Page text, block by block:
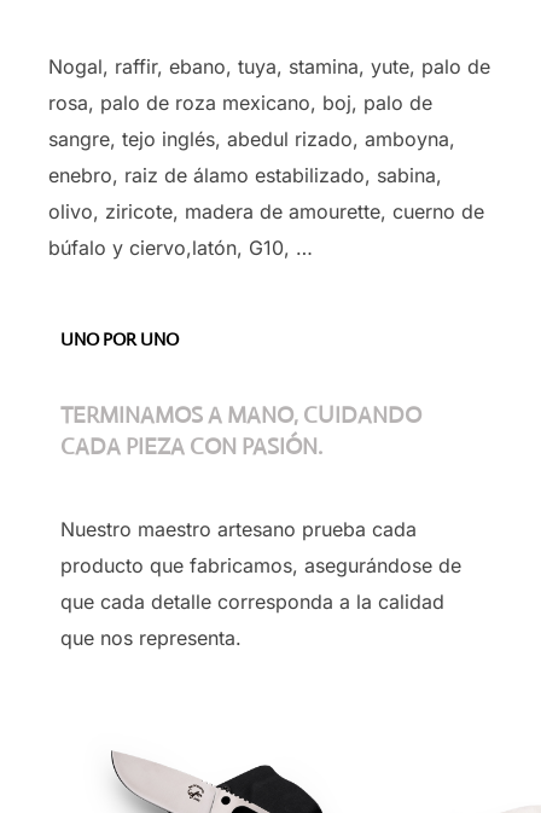
Nogal, raffir, ebano, tuya, stamina, yute, palo de
rosa, palo de roza mexicano, boj, palo de
sangre, tejo inglés, abedul rizado, amboyna,
enebro, raiz de álamo estabilizado, sabina,
olivo, ziricote, madera de amourette, cuerno de
búfalo y ciervo,latón, G10, …
UNO POR UNO
TERMINAMOS A MANO, CUIDANDO
CADA PIEZA CON PASIÓN.
Nuestro maestro artesano prueba cada
producto que fabricamos, asegurándose de
que cada detalle corresponda a la calidad
que nos representa.